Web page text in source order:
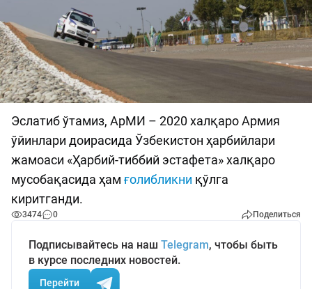
Эслатиб ўтамиз, АрМИ – 2020 халқаро Армия
ўйинлари доирасида Ўзбекистон ҳарбийлари
жамоаси «Ҳарбий-тиббий эстафета» халқаро
мусобақасида ҳам ғолибликни қўлга
киритганди.
3474 0 Поделиться
Подписывайтесь на наш Telegram, чтобы быть
в курсе последних новостей.
Перейти